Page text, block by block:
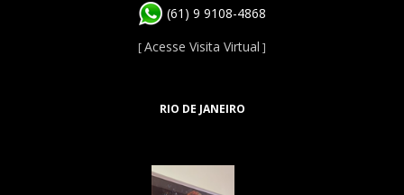
(61) 9 9108-4868
[Acesse Visita Virtual ]
RIO DE JANEIRO